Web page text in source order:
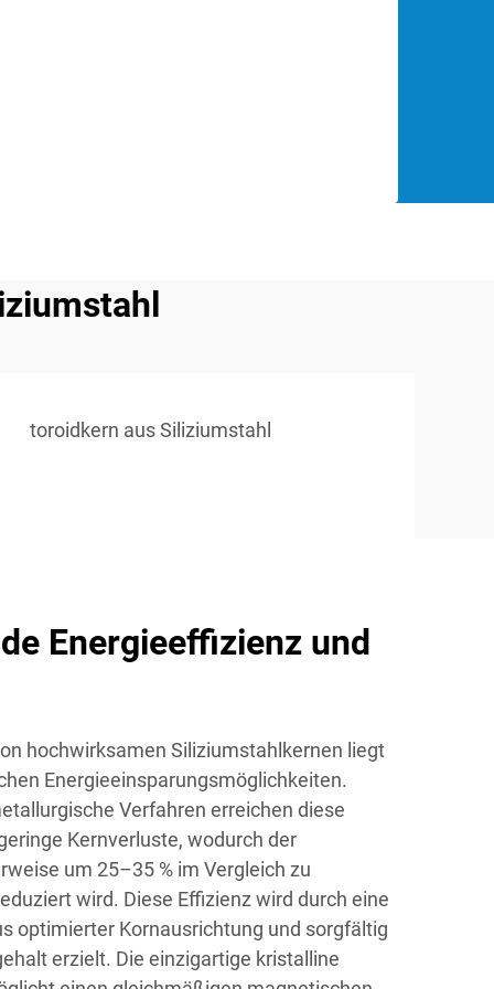
toroidkern aus Siliziumstahl
Energieeffizienz und
hochwirksamen Siliziumstahlkernen liegt
Energieeinsparungsmöglichkeiten.
Verfahren erreichen diese
Kernverluste, wodurch der
um 25–35 % im Vergleich zu
wird. Diese Effizienz wird durch eine
optimierter Kornausrichtung und sorgfältig
erzielt. Die einzigartige kristalline